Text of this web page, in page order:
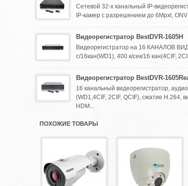
Сетевой 32-х канальный IP-
IP-камер с разрешением до 6Mpxl,
Видеорегистратор BestDVR-1605H
Видеорегистратор на 16 КАНАЛОВ
с/16кан(WD1), 400 к/сек/16 кан(4CIF,
Видеорегистратор BestDVR-
16 канальный видеорегистратор,
(WD1,4CIF, 2CIF, QCIF), сжатие H.264,
HDM...
ПОХОЖИЕ ТОВАРЫ